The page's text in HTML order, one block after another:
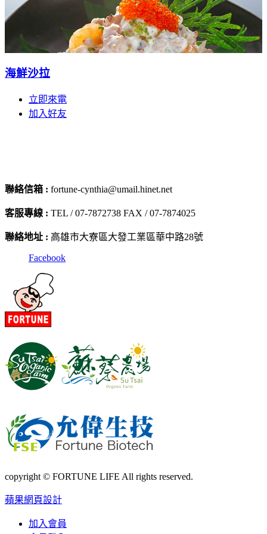
海鮮沙拉
立即來電
加入好友
聯絡信箱 : fortune-cynthia@umail.hinet.net
客服專線 : TEL / 07-7872738 FAX / 07-7874025
聯絡地址 : 高雄市大寮區大發工業區華中路28號
Facebook
copyright © FORTUNE LIFE All rights reserved.
蘋果網頁設計
加入會員